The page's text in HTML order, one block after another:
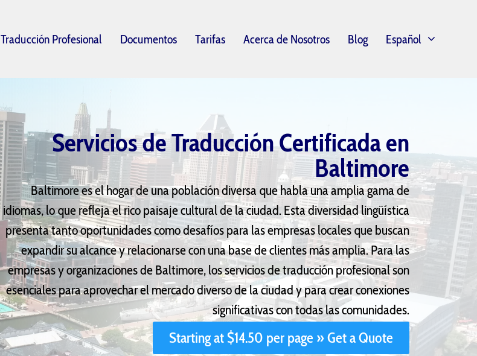
Traducción Profesional Documentos Tarifas Acerca de Nosotros Blog Español
Servicios de Traducción Certificada en
Baltimore
Baltimore es el hogar de una población diversa que habla una amplia gama de
idiomas, lo que refleja el rico paisaje cultural de la ciudad. Esta diversidad lingüística
presenta tanto oportunidades como desafíos para las empresas locales que buscan
expandir su alcance y relacionarse con una base de clientes más amplia. Para las
empresas y organizaciones de Baltimore, los servicios de traducción profesional son
esenciales para aprovechar el mercado diverso de la ciudad y para crear conexiones
significativas con todas las comunidades.
Starting at $14.50 per page » Get a Quote